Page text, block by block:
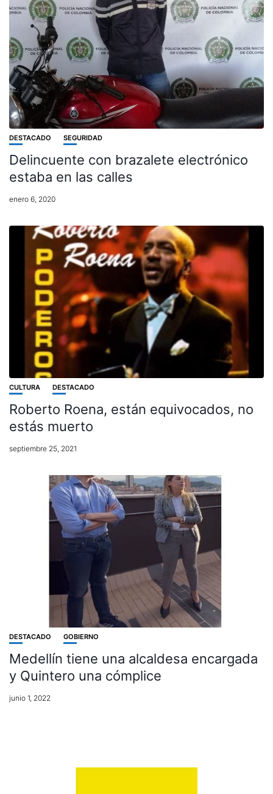
DESTACADO SEGURIDAD
Delincuente con brazalete electrónico
estaba en las calles
enero 6, 2020
CULTURA DESTACADO
Roberto Roena, están equivocados, no
estás muerto
septiembre 25, 2021
DESTACADO GOBIERNO
Medellín tiene una alcaldesa encargada
y Quintero una cómplice
junio 1, 2022